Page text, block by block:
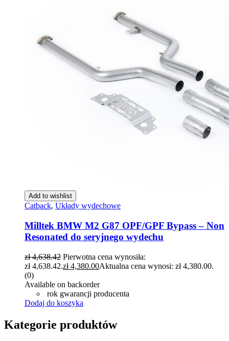
Add to wishlist
Catback, Układy wydechowe
Milltek BMW M2 G87 OPF/GPF Bypass – Non
Resonated do seryjnego wydechu
zł4,638.42 Pierwotna cena wynosiła:
zł 4,638.42.zł4,380.00Aktualna cena wynosi: zł 4,380.00.
(0)
Available on backorder
rok gwarancji producenta
Dodaj do koszyka
Kategorie produktów